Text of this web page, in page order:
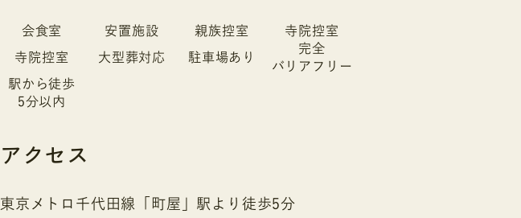
会食室 安置施設 親族控室 寺院控室
寺院控室 大型葬対応 駐車場あり
完全
バリアフリー
駅から徒歩
5分以内
アクセス
東京メトロ千代田線「町屋」駅より徒歩5分